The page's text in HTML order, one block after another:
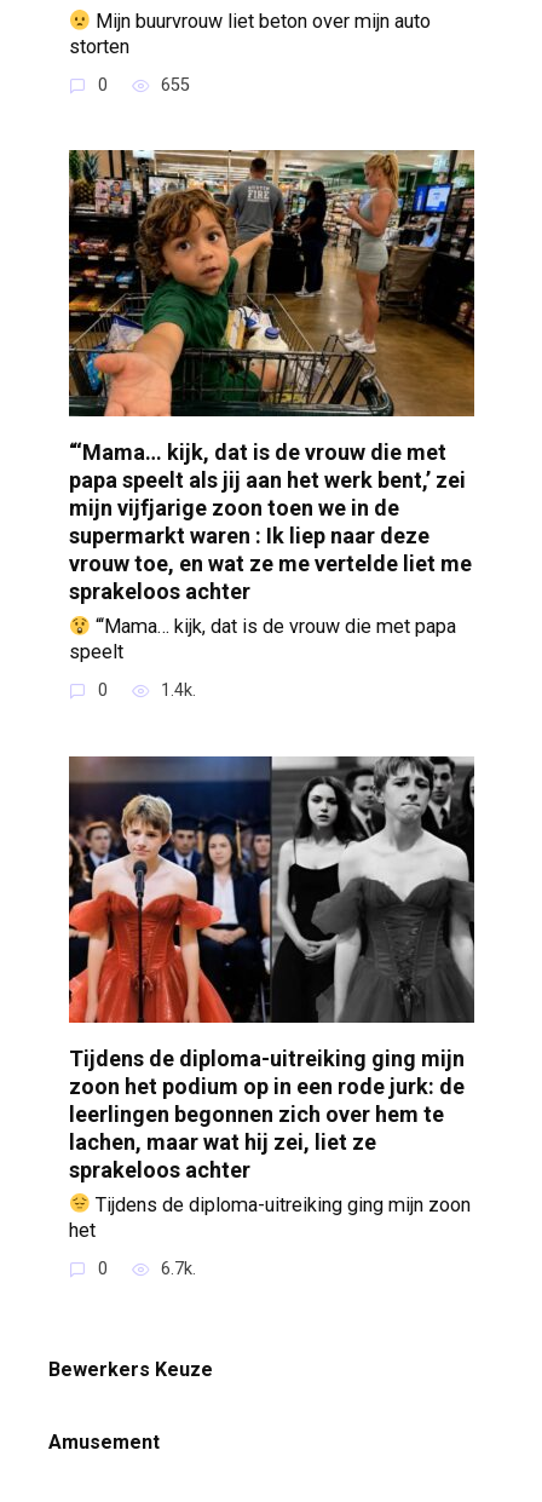
Mijn buurvrouw liet beton over mijn auto
storten
0 655
“‘Mama… kijk, dat is de vrouw die met
papa speelt als jij aan het werk bent,’ zei
mijn vijfjarige zoon toen we in de
supermarkt waren : Ik liep naar deze
vrouw toe, en wat ze me vertelde liet me
sprakeloos achter
“‘Mama… kijk, dat is de vrouw die met papa
speelt
0 1.4k.
Tijdens de diploma-uitreiking ging mijn
zoon het podium op in een rode jurk: de
leerlingen begonnen zich over hem te
lachen, maar wat hij zei, liet ze
sprakeloos achter
Tijdens de diploma-uitreiking ging mijn zoon
het
0 6.7k.
Bewerkers Keuze
Amusement